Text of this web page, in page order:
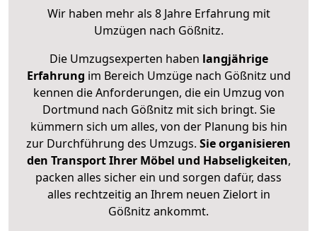
Wir haben mehr als 8 Jahre Erfahrung mit
Umzügen nach Gößnitz.
Die Umzugsexperten haben langjährige
Erfahrung im Bereich Umzüge nach Gößnitz und
kennen die Anforderungen, die ein Umzug von
Dortmund nach Gößnitz mit sich bringt. Sie
kümmern sich um alles, von der Planung bis hin
zur Durchführung des Umzugs. Sie organisieren
den Transport Ihrer Möbel und Habseligkeiten,
packen alles sicher ein und sorgen dafür, dass
alles rechtzeitig an Ihrem neuen Zielort in
Gößnitz ankommt.